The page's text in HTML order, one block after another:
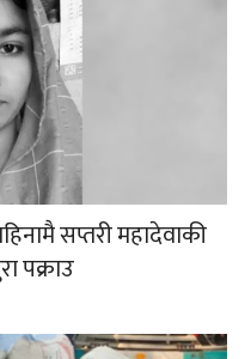
सप्तरी महादेवाकी
पक्राउ